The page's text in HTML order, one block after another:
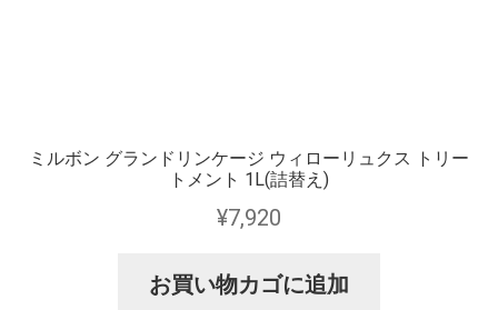
ミルボン グランドリンケージ ウィローリュクス トリー
トメント 1L(詰替え)
¥7,920
お買い物カゴに追加